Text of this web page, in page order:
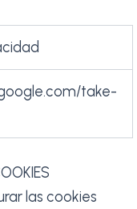
take-
las cookies